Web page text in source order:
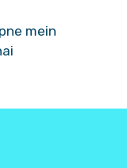
mein